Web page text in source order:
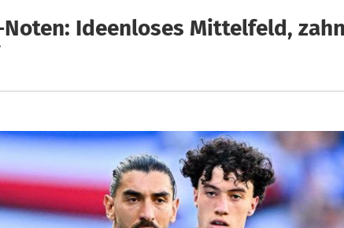
Noten: Ideenloses Mittelfeld,